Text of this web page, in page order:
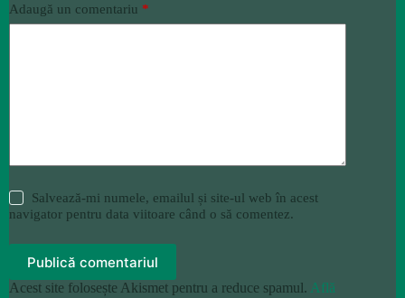
Adaugă un comentariu *
Salvează-mi numele, emailul și site-ul web în acest
navigator pentru data viitoare când o să comentez.
Publică comentariul
Acest site folosește Akismet pentru a reduce spamul. Află